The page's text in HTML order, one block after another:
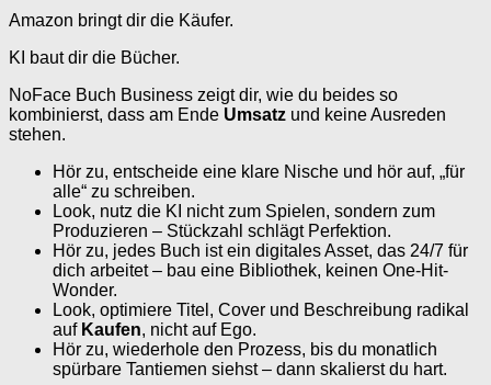
Amazon bringt dir die Käufer.
KI baut dir die Bücher.
NoFace Buch Business zeigt dir, wie du beides so
kombinierst, dass am Ende Umsatz und keine Ausreden
stehen.
Hör zu, entscheide eine klare Nische und hör auf, „für
alle“ zu schreiben.
Look, nutz die KI nicht zum Spielen, sondern zum
Produzieren – Stückzahl schlägt Perfektion.
Hör zu, jedes Buch ist ein digitales Asset, das 24/7 für
dich arbeitet – bau eine Bibliothek, keinen One-Hit-
Wonder.
Look, optimiere Titel, Cover und Beschreibung radikal
auf Kaufen, nicht auf Ego.
Hör zu, wiederhole den Prozess, bis du monatlich
spürbare Tantiemen siehst – dann skalierst du hart.